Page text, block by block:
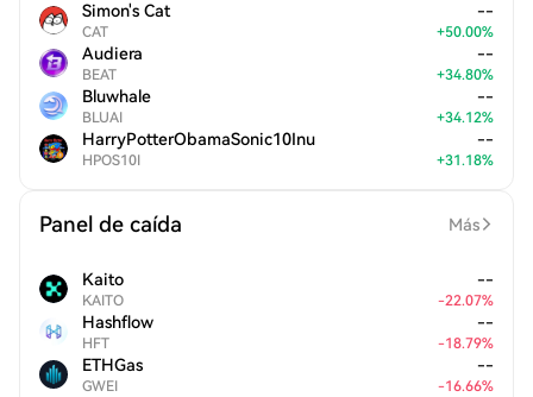
Simon's Cat
CAT
--
+50.00%
Audiera
BEAT
--
+34.80%
Bluwhale
BLUAI
--
+34.12%
HarryPotterObamaSonic10Inu
HPOS10I
--
+31.18%
Panel de caída Más
Kaito
KAITO
--
-22.07%
Hashflow
HFT
--
-18.79%
ETHGas
GWEI
--
-16.66%